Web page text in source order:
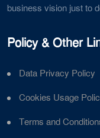
business vision just to
Policy & Other
Data Privacy Policy
Cookies Usage
Terms and